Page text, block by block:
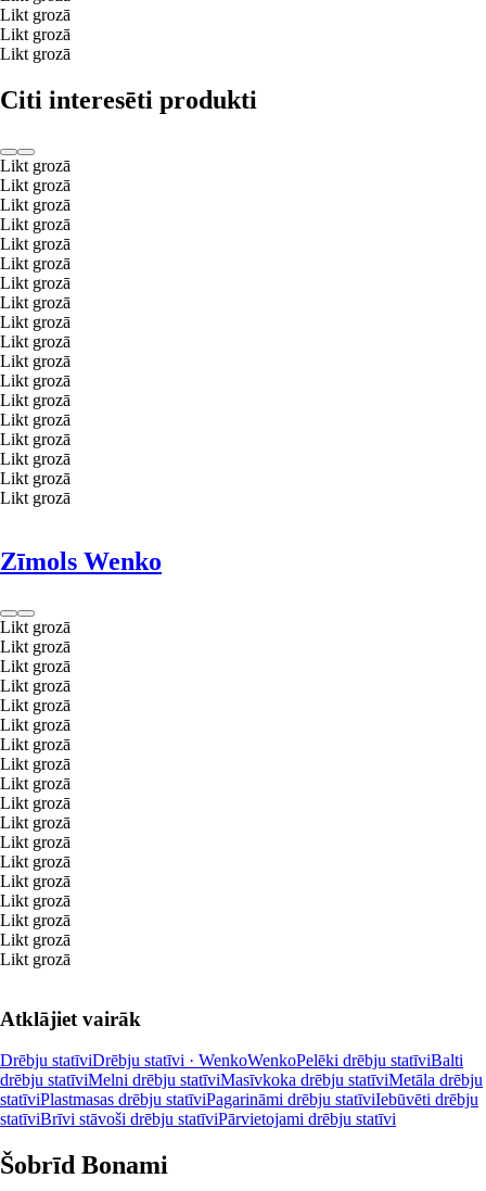
Likt grozā
Likt grozā
Likt grozā
Citi interesēti produkti
Likt grozā
Likt grozā
Likt grozā
Likt grozā
Likt grozā
Likt grozā
Likt grozā
Likt grozā
Likt grozā
Likt grozā
Likt grozā
Likt grozā
Likt grozā
Likt grozā
Likt grozā
Likt grozā
Likt grozā
Likt grozā
Zīmols Wenko
Likt grozā
Likt grozā
Likt grozā
Likt grozā
Likt grozā
Likt grozā
Likt grozā
Likt grozā
Likt grozā
Likt grozā
Likt grozā
Likt grozā
Likt grozā
Likt grozā
Likt grozā
Likt grozā
Likt grozā
Likt grozā
Atklājiet vairāk
Drēbju statīviDrēbju statīvi · WenkoWenkoPelēki drēbju statīviBalti
drēbju statīviMelni drēbju statīviMasīvkoka drēbju statīviMetāla drēbju
statīviPlastmasas drēbju statīviPagarināmi drēbju statīviIebūvēti drēbju
statīviBrīvi stāvoši drēbju statīviPārvietojami drēbju statīvi
Šobrīd Bonami